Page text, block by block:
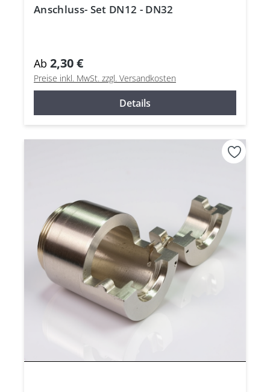
Anschluss- Set DN12 - DN32
Ab 2,30 €
Preise inkl. MwSt. zzgl. Versandkosten
Details